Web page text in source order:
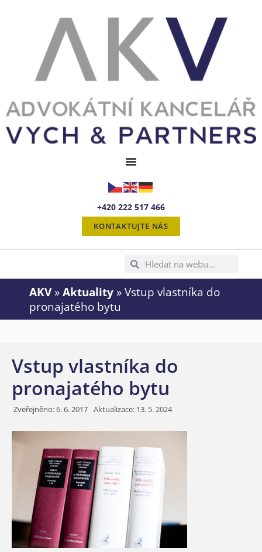
+420 222 517 466
KONTAKTUJTE NÁS
AKV» Aktuality » Vstup vlastníka do
pronajatého bytu
Vstup vlastníka do
pronajatého bytu
Zveřejněno:6. 6. 2017 Aktualizace: 13. 5. 2024